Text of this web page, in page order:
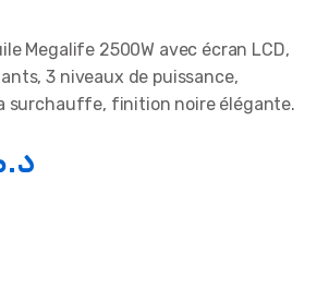
Megalife 2500W avec écran LCD,
3 niveaux de puissance,
surchauffe, finition noire élégante.